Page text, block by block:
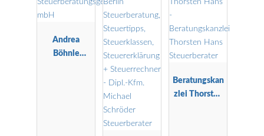
Andrea
Böhnle
Beratungskan
zlei Thorsten